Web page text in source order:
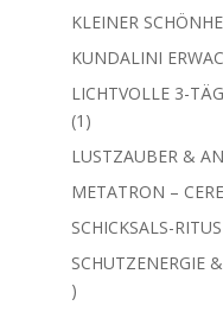
KLEINER
KUNDALINI
LICHTVOLLE 3-
1 1
Produkt
LUSTZAUBER &
METATRON –
SCHICKSALS-RITUS
SCHUTZENERGIE
1